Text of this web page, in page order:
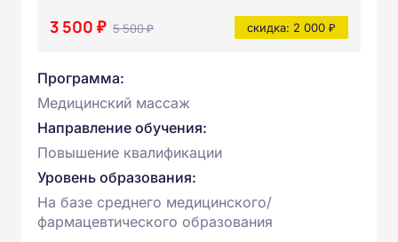
3 500 ₽ 5 500 ₽ скидка: 2 000 ₽
Программа:
Медицинский массаж
Направление обучения:
Повышение квалификации
Уровень образования:
На базе среднего медицинского/
фармацевтического образования